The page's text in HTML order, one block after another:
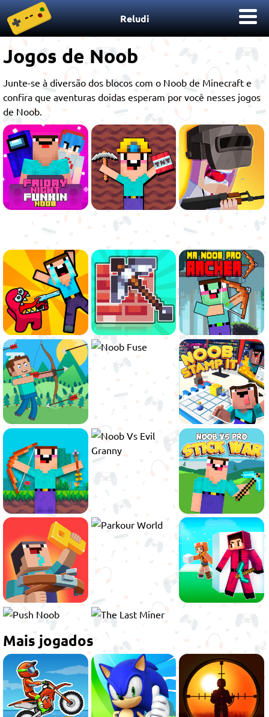
Reludi
Jogos de Noob
Junte-se à diversão dos blocos com o Noob de Minecraft e
confira que aventuras doidas esperam por você nesses jogos
de Noob.
Mais jogados